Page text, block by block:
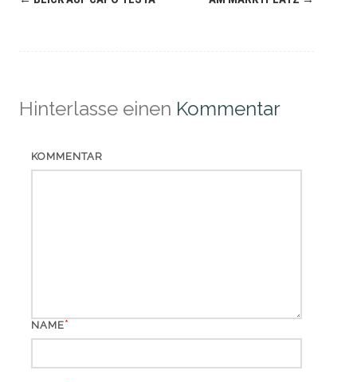
Hinterlasse einen Kommentar
KOMMENTAR
NAME*